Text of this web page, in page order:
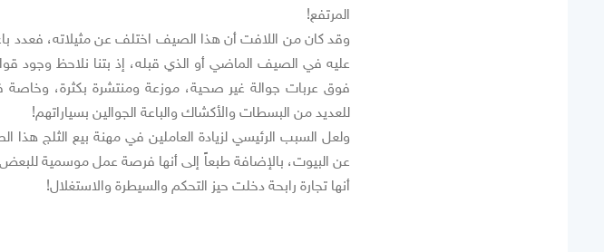
المرتفع!
وقد كان من اللافت أن هذا الصيف اختلف عن مثيلاته، فعدد
عليه في الصيف الماضي أو الذي قبله، إذ بتنا نلاحظ وجود
فوق عربات جوالة غير صحية، موزعة ومنتشرة بكثرة، وخاصة
للعديد من البسطات والأكشاك والباعة الجوالين بسياراتهم!
ولعل السبب الرئيسي لزيادة العاملين في مهنة بيع الثلج هذا
عن البيوت، بالإضافة طبعاً إلى أنها فرصة عمل موسمية
أنها تجارة رابحة دخلت حيز التحكم والسيطرة والاستغلال!